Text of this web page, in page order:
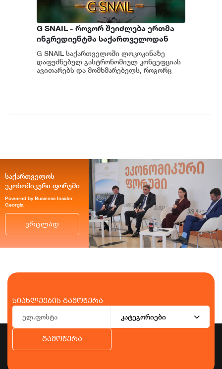
G SNAIL - როგორ შეიძლება ერთმა
ინგრედიენტმა საქართველოდან
საერთაშორისო კულინარიულ
კონცეფციას ჩაუყაროს საფუძველი
G SNAIL საქართველოში ლოკოკინაზე
დაფუძნებულ გასტრონომიულ კონცეფციას
ავითარებს და მომხმარებელს, როგორც
საქართველოს
ეკონომიკური ფორუმი
Powered by Business Insider
Georgia
ვრცლად
სიახლეების გამოწერა
კატეგორიები
გამოწერა